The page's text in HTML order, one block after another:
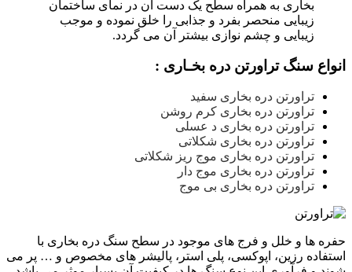
بخاری به همراه سطح یک دست آن در نمای ساختمان
زیبایی منحصر بفرد و جذابی را خلق نموده و موجب
زیبایی و چشم نوازی بیشتر آن می گردد.
انواع سنگ تراورتن دره بخـاری :
تراورتن دره بخاری سفید
تراورتن دره بخاری کرم روشن
تراورتن دره بخاری د عسلی
تراورتن دره بخاری شکلاتی
تراورتن دره بخاری موج ریز شکلاتی
تراورتن دره بخاری موج دار
تراورتن دره بخاری بی موج
حفره ها و خلل و فرج های موجود در سطح سنگ دره بخاری با
استفاده رزین، اپوکسی، پلی استر، پالیشر های مخصوص و … پر می